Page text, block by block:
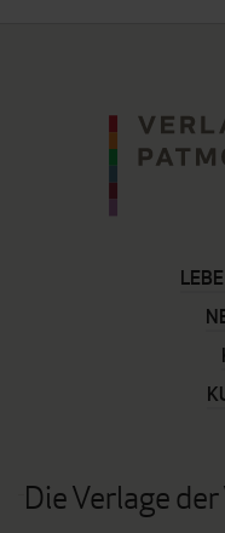
Die Verlage